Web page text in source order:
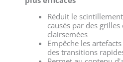
Réduit le
causés par des grilles
clairsemées
Empêche les
des transitions